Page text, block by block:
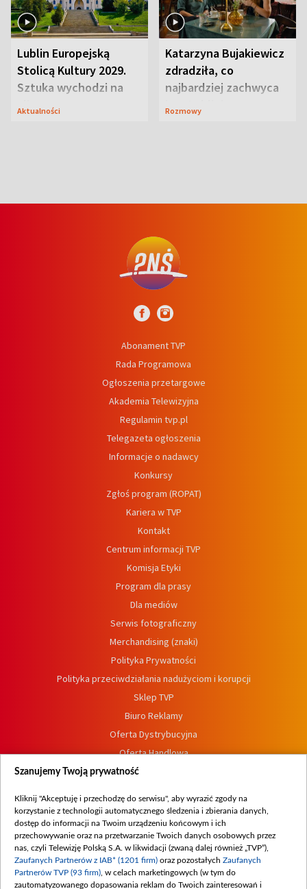
Lublin Europejską
Stolicą Kultury 2029.
Sztuka wychodzi na
ulice
Aktualności
Katarzyna Bujakiewicz
zdradziła, co
najbardziej zachwyca
ją w Lublinie
Rozmowy
Abonament TVP
Rada Programowa
Ogłoszenia przetargowe
Akademia Telewizyjna
Regulamin tvp.pl
Telegazeta ogłoszenia
Informacje o nadawcy
Konkursy
Zgłoś program (ROPAT)
Kariera w TVP
Kontakt
Centrum informacji TVP
Komisja Etyki
Program dla prasy
Dla mediów
Serwis fotograficzny
Merchandising (znaki)
Polityka Prywatności
Polityka przeciwdziałania nadużyciom i korupcji
Sklep TVP
Biuro Reklamy
Oferta Dystrybucyjna
Oferta Handlowa
Dostępność
Procedura zgłoszeń wewnętrznych
Szanujemy Twoją prywatność
Kliknij "Akceptuję i przechodzę do serwisu", aby wyrazić zgody na
korzystanie z technologii automatycznego śledzenia i zbierania danych,
dostęp do informacji na Twoim urządzeniu końcowym i ich
przechowywanie oraz na przetwarzanie Twoich danych osobowych przez
nas, czyli Telewizję Polską S.A. w likwidacji (zwaną dalej również „TVP”),
Zaufanych Partnerów z IAB* (1201 firm) oraz pozostałych Zaufanych
Partnerów TVP (93 firm) , w celach marketingowych (w tym do
zautomatyzowanego dopasowania reklam do Twoich zainteresowań i